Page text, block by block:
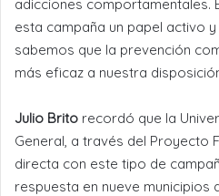
adicciones comportamentales.
esta campaña un papel activo
sabemos que la prevención
más eficaz a nuestra
Julio Brito recordó que la
General, a través del Proyecto
directa con este tipo de
respuesta en nueve municipios